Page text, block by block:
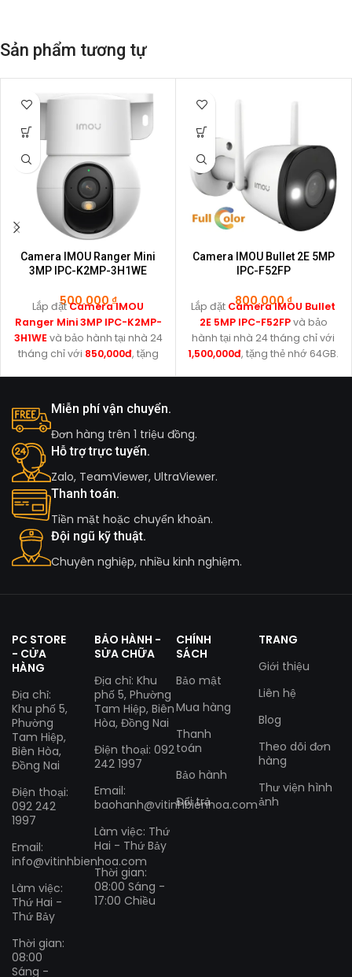
Sản phẩm tương tự
Camera IMOU Ranger Mini
3MP IPC-K2MP-3H1WE
500.000₫
Lắp đặtCamera IMOU
Ranger Mini 3MP IPC-K2MP-
3H1WEvà bảo hành tại nhà 24
tháng chỉ với 850,000đ, tặng
Camera IMOU Bullet 2E 5MP
IPC-F52FP
800.000₫
Lắp đặt Camera IMOU Bullet
2E 5MP IPC-F52FPvà bảo
hành tại nhà 24 tháng chỉ với
1,500,000đ, tặng thẻ nhớ 64GB.
Miễn phí vận chuyển.
Đơn hàng trên 1 triệu đồng.
Hỗ trợ trực tuyến.
Zalo, TeamViewer, UltraViewer.
Thanh toán.
Tiền mặt hoặc chuyển khoản.
Đội ngũ kỹ thuật.
Chuyên nghiệp, nhiều kinh nghiệm.
PC STORE
- CỬA
HÀNG
Địa chỉ:
Khu phố 5,
Phường
Tam Hiệp,
Biên Hòa,
Đồng Nai
Điện thoại:
092 242
1997
Email:
info@vitinhbienhoa.com
Làm việc:
Thứ Hai -
Thứ Bảy
Thời gian:
08:00
Sáng -
BẢO HÀNH -
SỬA CHỮA
Địa chỉ: Khu
phố 5, Phường
Tam Hiệp, Biên
Hòa, Đồng Nai
Điện thoại: 092
242 1997
Email:
baohanh@vitinhbienhoa.com
Làm việc: Thứ
Hai - Thứ Bảy
Thời gian:
08:00 Sáng -
17:00 Chiều
CHÍNH
SÁCH
Bảo mật
Mua hàng
Thanh
toán
Bảo hành
Đổi trả
TRANG
Giới thiệu
Liên hệ
Blog
Theo dõi đơn
hàng
Thư viện hình
ảnh